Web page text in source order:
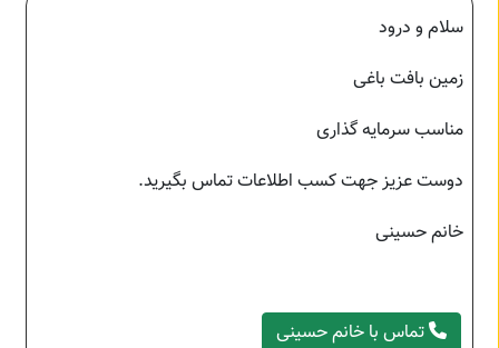
سلام و درود
زمین بافت باغی
مناسب سرمایه گذاری
دوست عزیز جهت کسب اطلاعات تماس بگیرید.
خانم حسینی
تماس با خانم حسینی